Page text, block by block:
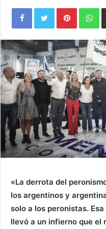
Pinterest
«La derrota del
los argentinos y
solo a los peronistas.
llevó a un infierno que el